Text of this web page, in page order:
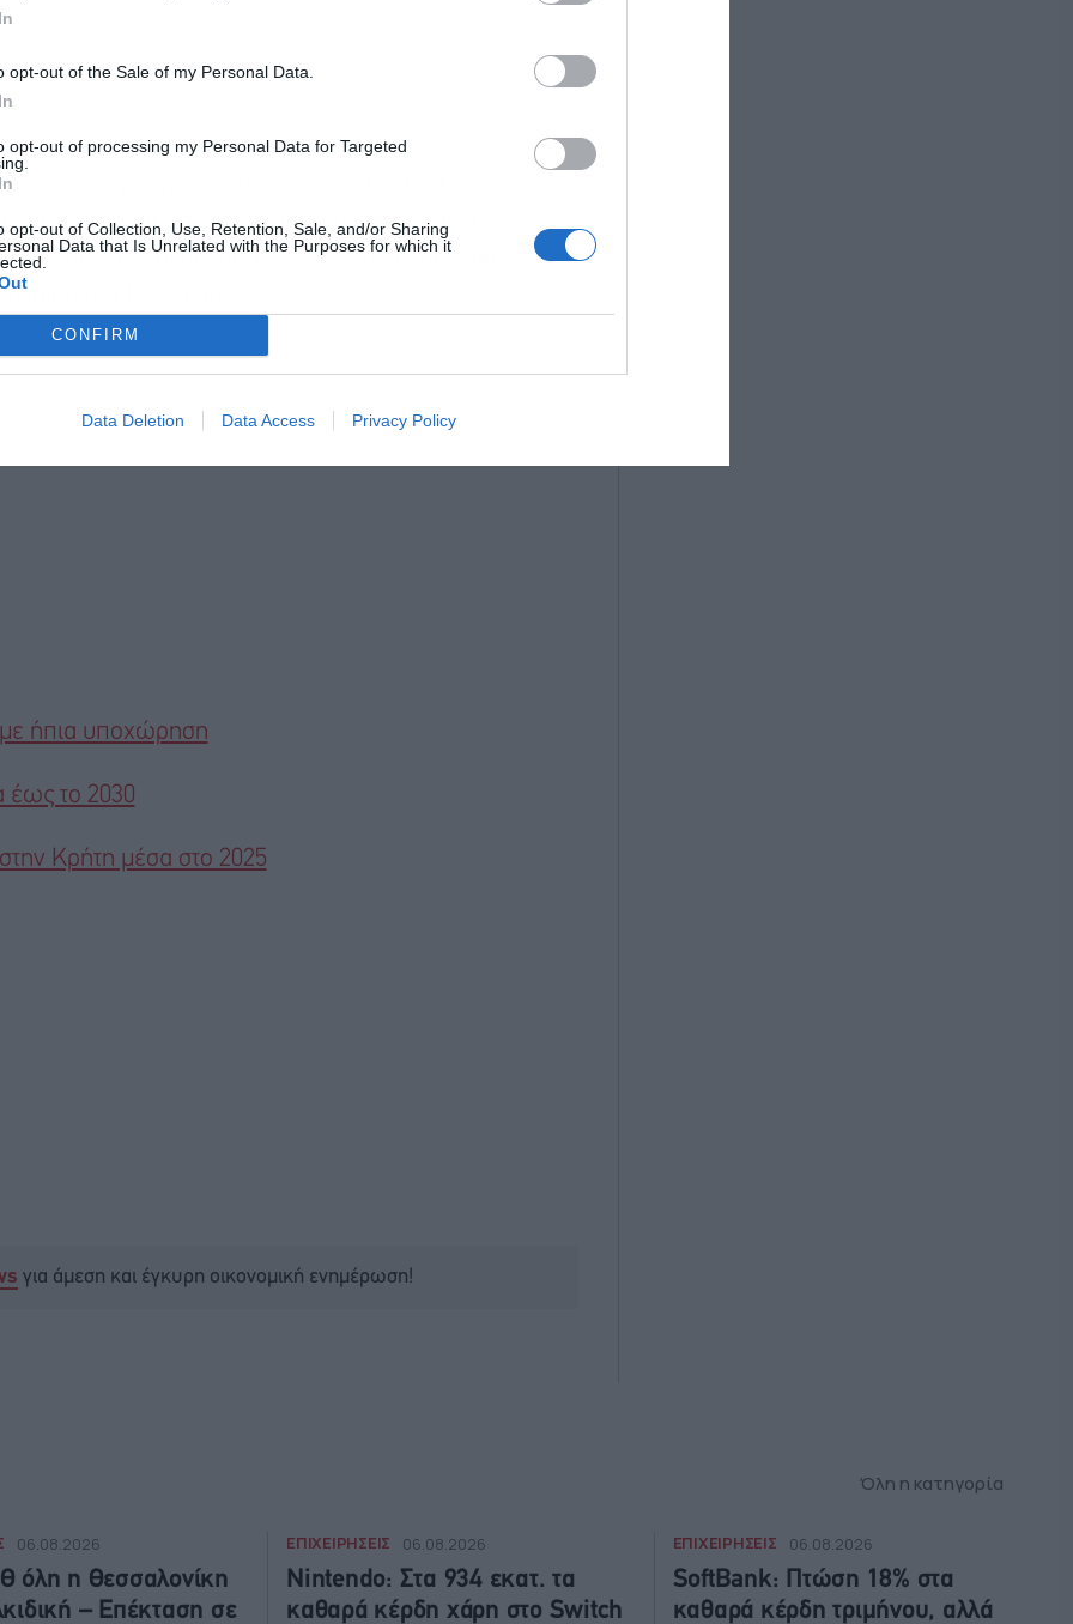
opt-out of the Sale of my Personal Data.
opt-out of processing my Personal Data for Targeted
opt-out of Collection, Use, Retention, Sale, and/or Sharing
Data that Is Unrelated with the Purposes for which it
CONFIRM
Data Deletion Data Access Privacy Policy
από 9ήμερο άνοδο και έχει ανέλθει στο 1,49
22 Ιανουαρίου, δηλαδή πριν την έναρξη
«άλμα» της τάξης του 127,5%, ενώ και σήμερα
στο 1,63 ευρώ.
με ήπια υποχώρηση
έως το 2030
Κρήτη μέσα στο 2025
για άμεση και έγκυρη οικονομική ενημέρωση!
Όλη η κατηγορία
06.08.2026
όλη η Θεσσαλονίκη
– Επέκταση σε
ΕΠΙΧΕΙΡΗΣΕΙΣ 06.08.2026
Nintendo: Στα 934 εκατ. τα
καθαρά κέρδη χάρη στο Switch
ΕΠΙΧΕΙΡΗΣΕΙΣ 06.08.2026
SoftBank: Πτώση 18% στα
καθαρά κέρδη τριμήνου, αλλά
Αποδέχομαι τους